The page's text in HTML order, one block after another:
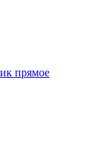
прямое